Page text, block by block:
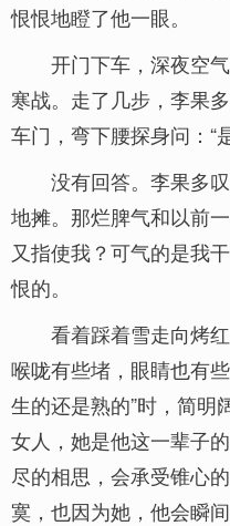
恨恨地瞪了他一眼。
开门下车，深夜空
寒战。走了几步，李果
车门，弯下腰探身问：“
没有回答。李果多
地摊。那烂脾气和以前
又指使我？可气的是我
恨的。
看着踩着雪走向烤
喉咙有些堵，眼睛也有
生的还是熟的”时，简明
女人，她是他这一辈子
尽的相思，会承受锥心
寞，也因为她，他会瞬